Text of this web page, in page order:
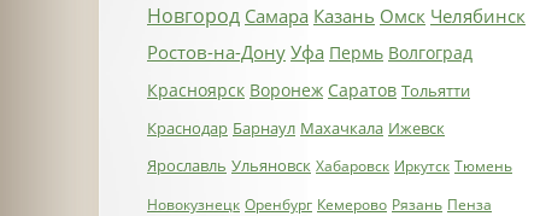
Новгород Самара Казань Омск Челябинск
Ростов-на-Дону Уфа Пермь Волгоград
Красноярск Воронеж Саратов Тольятти
Краснодар Барнаул Махачкала Ижевск
Ярославль Ульяновск Хабаровск Иркутск Тюмень
Новокузнецк Оренбург Кемерово Рязань Пенза